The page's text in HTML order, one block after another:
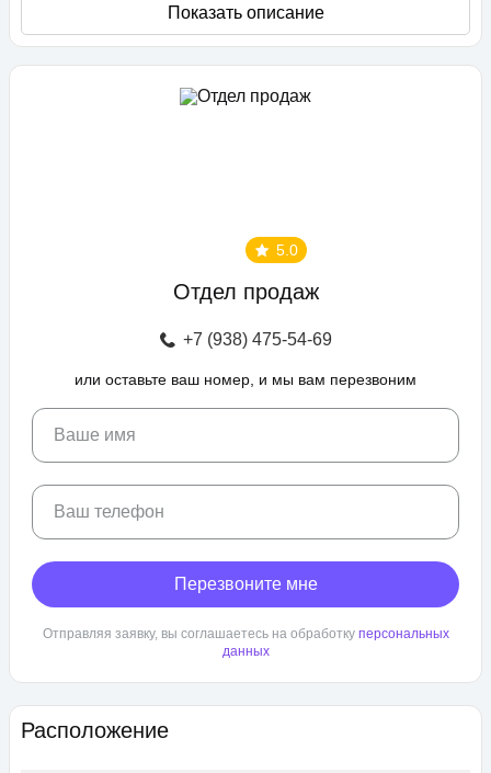
европланировки. Они сдаются с подчистовой отделкой,
высота потолков составляет 2,75 метра. В квартирах
расположены детские и спортивные площадки,
зоны отдыха с беседками, спроектирован бульвар и
автовладельцев предусмотрен крытый и гостевой паркинг.
ЖК «Любимово» находится в районе «Губернский». Внешняя
инфраструктура развита, в пешей доступности: школа,
детский сад, магазины, поликлиника, салоны красоты. До
центра Краснодара — 25 минут транспортом.
Расположение
5.0
Отдел продаж
+7 (938) 475-54-69
или оставьте ваш номер, и мы вам перезвоним
Ваше имя
Ваш телефон
Перезвоните мне
Отправляя заявку, вы соглашаетесь на обработку персональных
данных